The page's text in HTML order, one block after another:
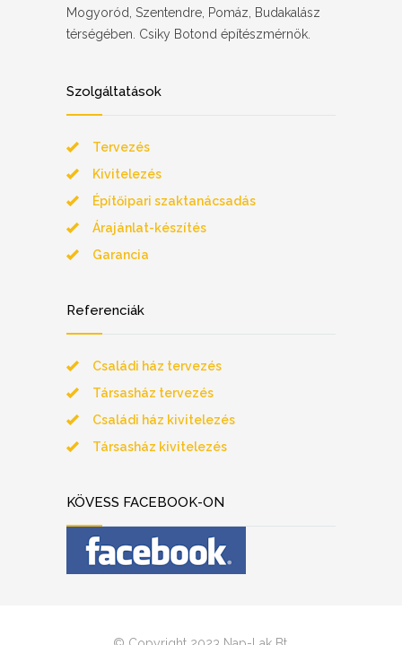
Mogyoród, Szentendre, Pomáz, Budakalász
térségében. Csiky Botond építészmérnök.
Szolgáltatások
Tervezés
Kivitelezés
Építőipari szaktanácsadás
Árajánlat-készítés
Garancia
Referenciák
Családi ház tervezés
Társasház tervezés
Családi ház kivitelezés
Társasház kivitelezés
KÖVESS FACEBOOK-ON